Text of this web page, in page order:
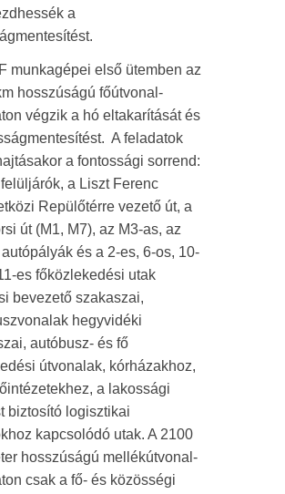
a
munkagépei első ütemben az
hosszúságú főútvonal-
végzik a hó eltakarítását és
A feladatok
a fontossági sorrend:
a Liszt Ferenc
Repülőtérre vezető út, a
út (M1, M7), az M3-as, az
autópályák és a 2-es, 6-os, 10-
es főközlekedési utak
bevezető szakaszai,
hegyvidéki
autóbusz- és fő
útvonalak, kórházakhoz,
a lakossági
biztosító logisztikai
kapcsolódó utak. A 2100
hosszúságú mellékútvonal-
csak a fő- és közösségi